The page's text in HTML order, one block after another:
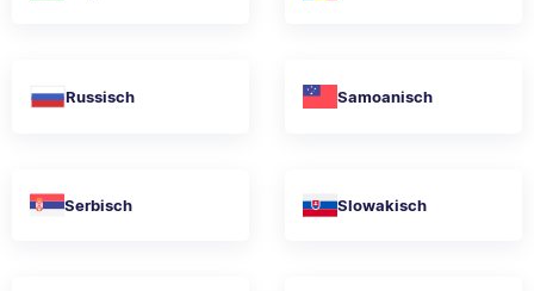
Russisch Samoanisch
Serbisch Slowakisch